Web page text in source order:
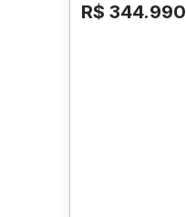
R$ 344.990